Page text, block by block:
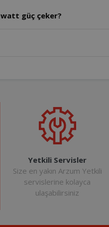
watt güç çeker?
Yetkili Servisler
Size en yakın Arzum Yetkili
servislerine kolayca
ulaşabilirsiniz